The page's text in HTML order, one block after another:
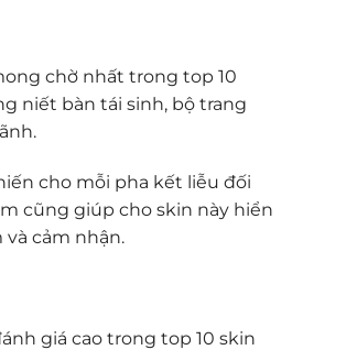
chờ nhất trong top 10
niết bàn tái sinh, bộ trang
cho mỗi pha kết liễu đối
cũng giúp cho skin này hiển
cảm nhận.
giá cao trong top 10 skin